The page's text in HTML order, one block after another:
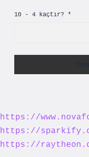
10 - 4 kaçtır? *
https://
https://
https://